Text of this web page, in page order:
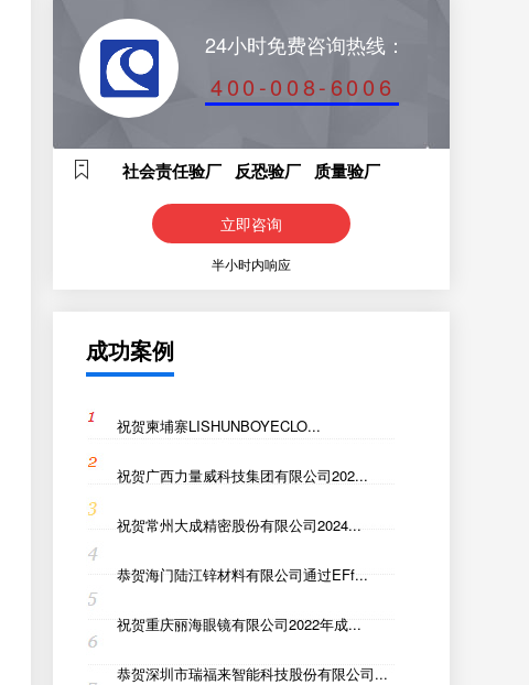
24小时免费咨询热线：
400-008-6006
社会责任验厂 反恐验厂 质量验厂
立即咨询
半小时内响应
成功案例
祝贺柬埔寨LISHUNBOYECLO...
祝贺广西力量威科技集团有限公司202...
祝贺常州大成精密股份有限公司2024...
恭贺海门陆江锌材料有限公司通过EFf...
祝贺重庆丽海眼镜有限公司2022年成...
恭贺深圳市瑞福来智能科技股份有限公司...